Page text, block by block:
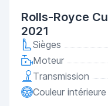
Rolls-Royce
2021
Sièges
Moteur
Transmission
Couleur intérieure